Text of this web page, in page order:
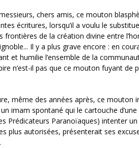
chers amis, ce mouton
écritures, lorsqu’il a voulu le
de la création divine entre
Il y a plus grave encore : en
et humilie l’ensemble de la
n’est-il pas que ce mouton fuyant
même des années après, ce mouton
imam spontané qui le cartouche
Prédicateurs Paranoïaques) intenter
plus autorisées, présenterait ses